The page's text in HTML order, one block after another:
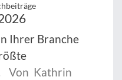
Ihrer Branche
Von Kathrin